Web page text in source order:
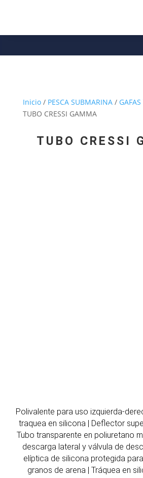
Inicio/ PESCA SUBMARINA/
TUBO CRESSI GAMMA
TUBO CRESSI
Polivalente para uso izquierda-
traquea en silicona | Deflector
Tubo transparente en poliuretano
descarga lateral y válvula de
elíptica de silicona protegida
granos de arena | Tráquea en